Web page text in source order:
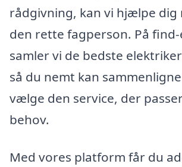
rådgivning, kan vi hjælpe dig
den rette fagperson. På
samler vi de bedste
så du nemt kan
vælge den service, der
behov.
Med vores platform får du